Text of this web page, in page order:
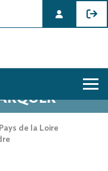
Pays de la Loire